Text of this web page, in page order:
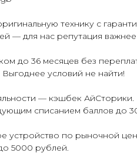
технику с
— для нас репутация важнее
до 36 месяцев без
условий не найти!
— кэшбек АйСторики.
списанием баллов до
устройство по рыночной
5000 рублей.